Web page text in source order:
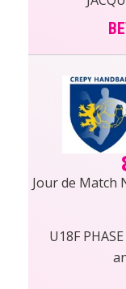
Jour de Match
U18F